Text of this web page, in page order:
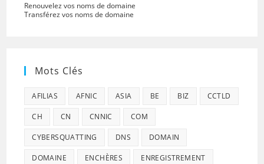
Renouvelez vos noms de domaine
Transférez vos noms de domaine
Mots Clés
AFILIAS AFNIC ASIA BE BIZ CCTLD
CH CN CNNIC COM
CYBERSQUATTING DNS DOMAIN
DOMAINE ENCHÈRES ENREGISTREMENT